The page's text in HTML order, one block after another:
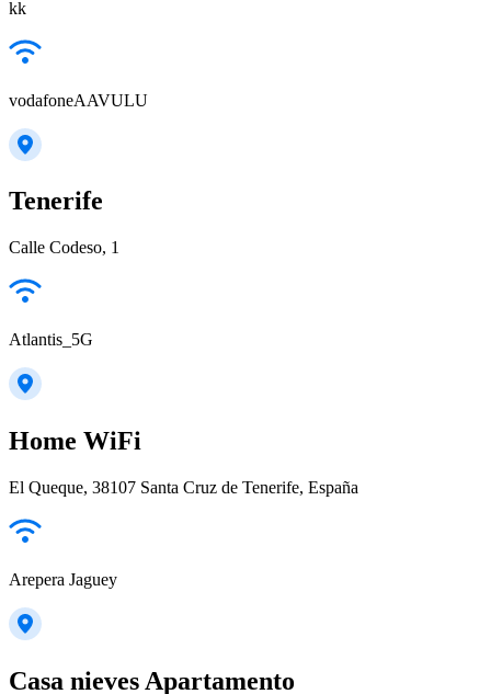
kk
vodafoneAAVULU
Tenerife
Calle Codeso, 1
Atlantis_5G
Home WiFi
El Queque, 38107 Santa Cruz de Tenerife, España
Arepera Jaguey
Casa nieves Apartamento